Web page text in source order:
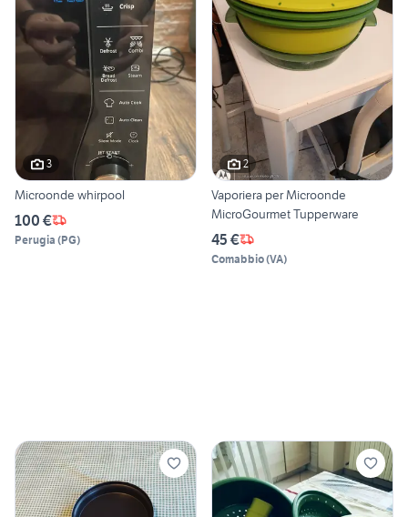
3
Microonde whirpool
100 €
Perugia (PG)
2
Vaporiera per Microonde
MicroGourmet Tupperware
45 €
Comabbio(VA)